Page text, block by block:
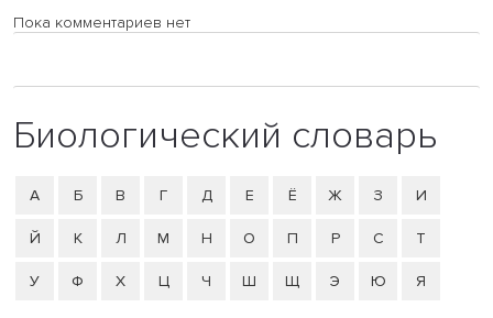
Пока комментариев нет
Биологический словарь
А Б В Г Д Е Ё Ж З И
Й К Л М Н О П Р С Т
У Ф Х Ц Ч Ш Щ Э Ю Я